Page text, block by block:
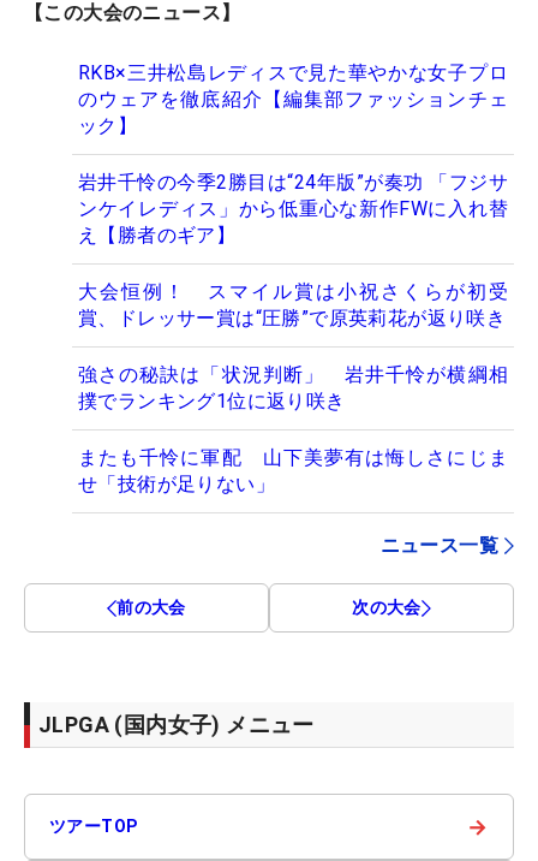
【この大会のニュース】
RKB×三井松島レディスで見た華やかな女子プロ
のウェアを徹底紹介【編集部ファッションチェ
ック】
岩井千怜の今季2勝目は“24年版”が奏功 「フジサ
ンケイレディス」から低重心な新作FWに入れ替
え【勝者のギア】
大会恒例！ スマイル賞は小祝さくらが初受
賞、ドレッサー賞は“圧勝”で原英莉花が返り咲き
強さの秘訣は「状況判断」 岩井千怜が横綱相
撲でランキング1位に返り咲き
またも千怜に軍配 山下美夢有は悔しさにじま
せ「技術が足りない」
ニュース一覧
前の大会 次の大会
JLPGA (国内女子) メニュー
ツアーTOP →